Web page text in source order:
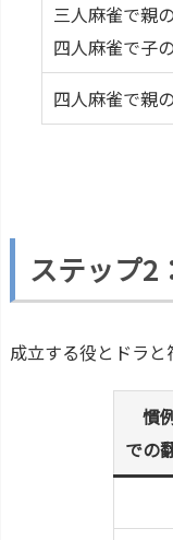
三人麻雀で親
四人麻雀で子
四人麻雀で親
ステップ2
成立する役とドラ
慣
での